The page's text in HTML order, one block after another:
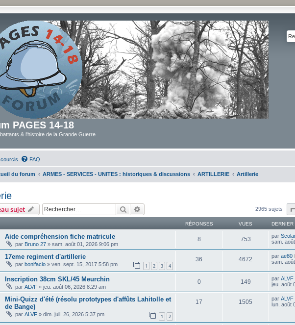
PAGES 14-18
& l'histoire de la Grande Guerre
FAQ
du forum ARMES - SERVICES - UNITES : historiques & discussions ARTILLERIE Artillerie
sujet Rechercher 2965 sujets
RÉPONSES VUES
Aide compréhension fiche matricule
par Bruno 27 » sam. août 01, 2026 9:06 pm
8 753 par
sam.
17eme regiment d'artillerie
par bonifacio » ven. sept. 15, 2017 5:58 pm 1 2 3 4
36 4672 par ae80
sam.
Inscription 38cm SKL/45 Meurchin
par ALVF » jeu. août 06, 2026 8:29 am
0 149 par ALVF
jeu. août
Mini-Quizz d'été (résolu prototypes d'affûts Lahitolle et
de Bange)
par ALVF » dim. juil. 26, 2026 5:37 pm 1 2
17 1505 par ALVF
lun. août